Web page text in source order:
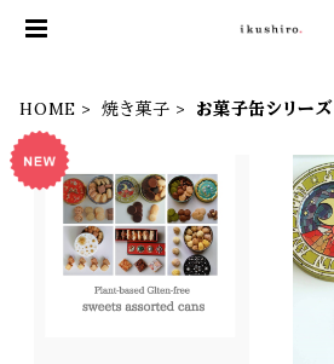
HOME 焼き菓子 お菓子缶シリーズ